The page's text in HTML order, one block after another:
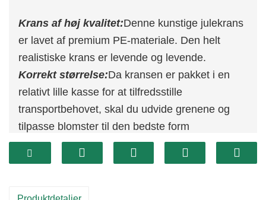
Krans af høj kvalitet:Denne kunstige julekrans
er lavet af premium PE-materiale. Den helt
realistiske krans er levende og levende.
Korrekt størrelse:Da kransen er pakket i en
relativt lille kasse for at tilfredsstille
transportbehovet, skal du udvide grenene og
tilpasse blomster til den bedste form
Alsidig indretning
Denne krans er velegnet til
hoveddør, væg, indendørs, udendørs, bryllup,
Det vil give dit hjem en stærk atmosfære, varm